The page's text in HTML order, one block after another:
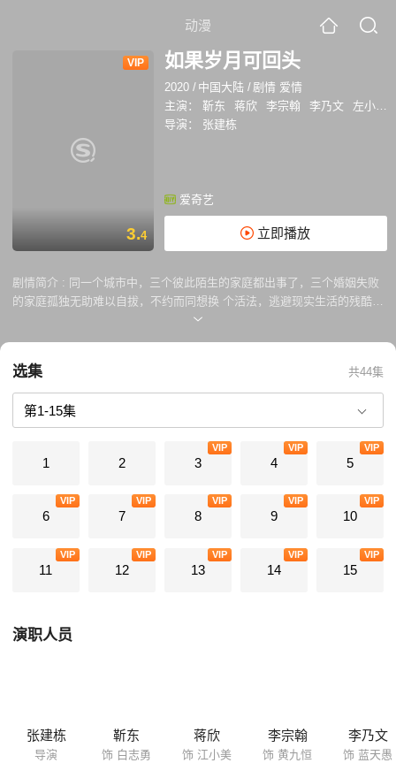
动漫
VIP
3.4
如果岁月可回头
2020 / 中国大陆 /剧情 爱情
主演：
靳东 蒋欣 李宗翰 李乃文 左小青
导演：
张建栋
爱奇艺
立即播放
剧情简介 : 同一个城市中，三个彼此陌生的家庭都出事了，三个婚姻失败
的家庭孤独无助难以自拔，不约而同想换 个活法，逃避现实生活的残酷。
一个有着一段风雨过去的女人介入了他们的颠覆，等待他们的是无尽的未
选集 共44集
1 2 3
VIP
4
VIP
5
VIP
6
VIP
7
VIP
8
VIP
9
VIP
10
VIP
11
VIP
12
VIP
13
VIP
14
VIP
15
VIP
演职人员
张建栋
导演
靳东
饰 白志勇
蒋欣
饰 江小美
李宗翰
饰 黄九恒
李乃文
饰 蓝天愚